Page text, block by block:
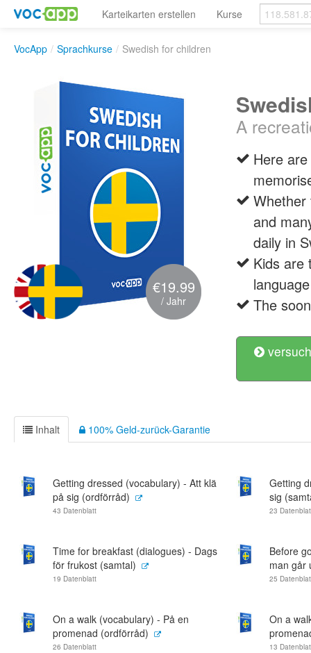
Karteikarten erstellen Kurse
VocApp / Sprachkurse / Swedish for children
€19.99
/ Jahr
A
Here
Whether
and
daily in
Kids are
language
The
Inhalt 100% Geld-zurück-Garantie
Getting dressed (vocabulary) - Att klä
på sig (ordförråd)
43 Datenblatt
Getting
sig
23
Time for breakfast (dialogues) - Dags
för frukost (samtal)
19 Datenblatt
Before
man går
25
On a walk (vocabulary) - På en
promenad (ordförråd)
26 Datenblatt
On a
13